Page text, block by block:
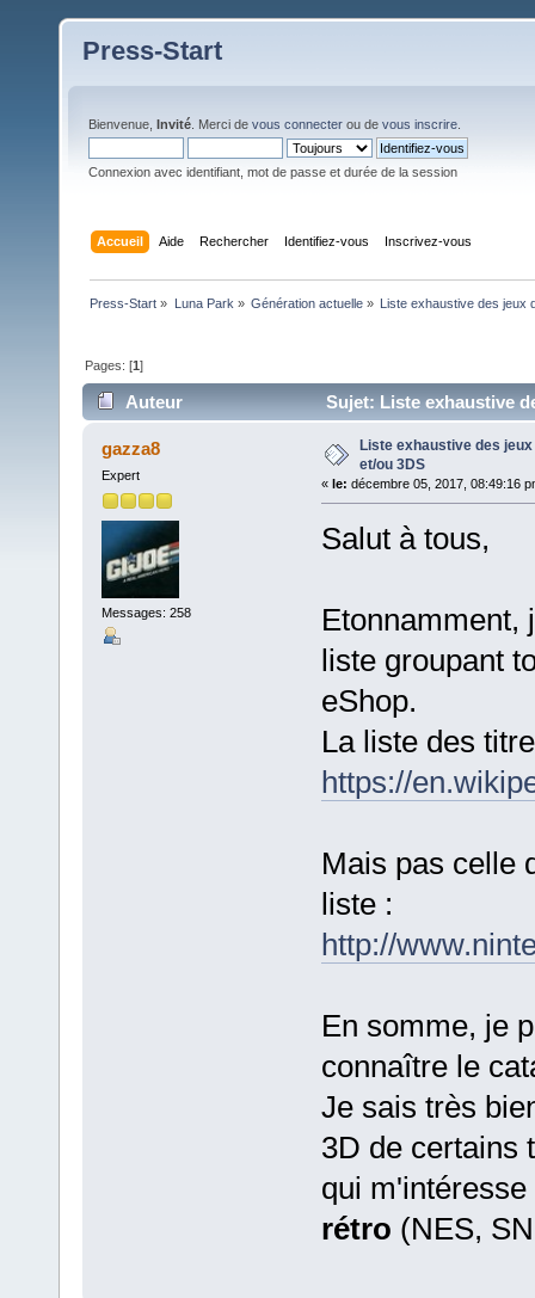
Press-Start
Bienvenue, Invité . Merci de vous connecter ou de vous inscrire
Connexion avec identifiant, mot de passe et durée de la session
Accueil Aide Rechercher Identifiez-vous Inscrivez-vous
Press-Start » Luna Park » Génération actuelle» Liste exhaustive des jeux
Pages: [1]
Auteur Sujet: Liste exhaustive
gazza8
Expert
Messages: 258
Liste exhaustive des
et/ou 3DS
« le: décembre 05, 2017, 08:49:16
Salut à tous,
Etonnamment,
liste groupant
eShop.
La liste des
https://
Mais pas celle
liste :
http://
En somme, je
connaître le
Je sais très
3D de certains
qui
rétro (NES,